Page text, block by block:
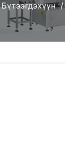
Бүтээгдэхүүн